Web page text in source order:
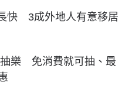
快 3成外地人有意移居
樂 免消費就可抽、最